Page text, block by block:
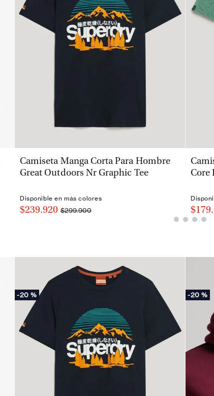
VISTA RÁPIDA
Camiseta Manga Corta Para Hombre
Great Outdoors Nr Graphic Tee
Disponible en más colores
$239.920 $299.900
Core
-20 % -20 %